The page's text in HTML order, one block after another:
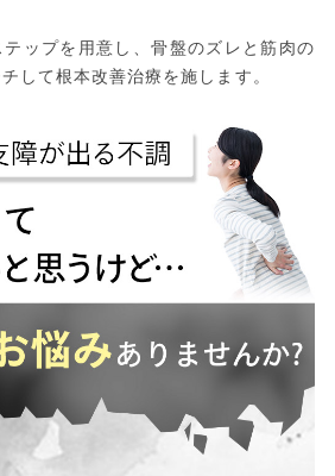
ップを用意し、骨盤のズレと筋肉の
して根本改善治療を施します。